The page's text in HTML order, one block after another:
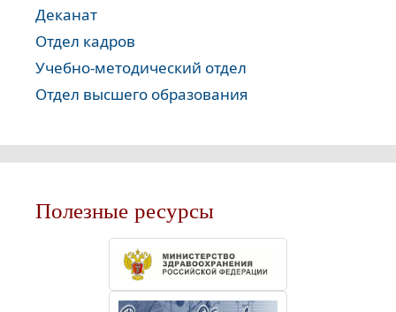
Деканат
Отдел кадров
Учебно-методический отдел
Отдел высшего образования
Полезные ресурсы